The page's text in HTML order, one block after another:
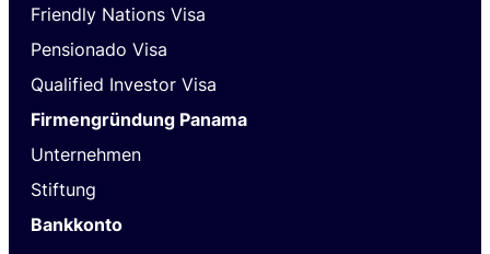
Friendly Nations Visa
Pensionado Visa
Qualified Investor Visa
Firmengründung Panama
Unternehmen
Stiftung
Bankkonto